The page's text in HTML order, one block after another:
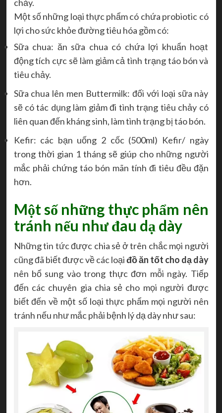
chảy.
Một số những loại thực phẩm có chứa probiotic có
lợi cho sức khỏe đường tiêu hóa gồm có:
Sữa chua: ăn sữa chua có chứa lợi khuẩn hoạt
động tích cực sẽ làm giảm cả tình trạng táo bón và
tiêu chảy.
Sữa chua lên men Buttermilk: đối với loại sữa này
sẽ có tác dụng làm giảm đi tình trạng tiêu chảy có
liên quan đến kháng sinh, làm tình trạng bị táo bón.
Kefir: các bạn uống 2 cốc (500ml) Kefir/ ngày
trong thời gian 1 tháng sẽ giúp cho những người
mắc phải chứng táo bón mãn tính đi tiêu đều đặn
hơn.
Một số những thực phẩm nên
tránh nếu như đau dạ dày
Nhữngtin tứcđược chia sẻ ở trên chắc mọi người
cũng đã biết được về các loạiđồ ăn tốt cho dạ dày
nên bổ sung vào trong thực đơn mỗi ngày. Tiếp
đến các chuyên gia chia sẻ cho mọi người được
biết đến về một số loại thực phẩm mọi người nên
tránh nếu như mắc phải bệnh lý dạ dày như sau: